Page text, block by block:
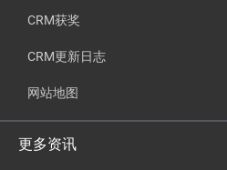
CRM获奖
CRM更新日志
网站地图
更多资讯